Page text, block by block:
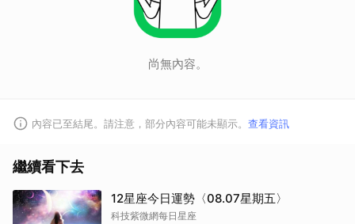
尚無內容。
內容已至結尾。請注意，部分內容可能未顯示。 查看資訊
繼續看下去
12星座今日運勢〈08.07星期五〉
科技紫微網每日星座